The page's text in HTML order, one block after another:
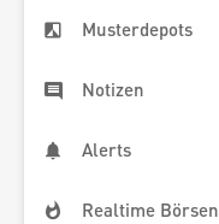
Musterdepots
Notizen
Alerts
Realtime Börsen